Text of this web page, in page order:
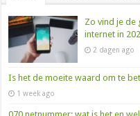
Zo vind je de
internet in
2 dagen ago
Is het de moeite waard om te
1 week ago